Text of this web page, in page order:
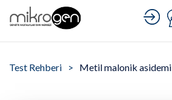
Test Rehberi Metil malonik asidemi